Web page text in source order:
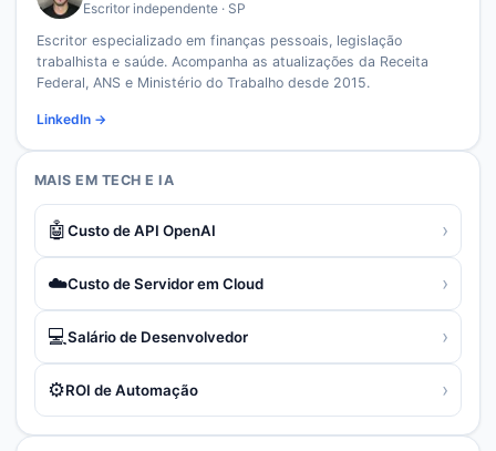
Escritor independente · SP
Escritor especializado em finanças pessoais, legislação
trabalhista e saúde. Acompanha as atualizações da Receita
Federal, ANS e Ministério do Trabalho desde 2015.
LinkedIn →
MAIS EM TECH E IA
🤖Custo de API OpenAI ›
☁️Custo de Servidor em Cloud ›
💻 Salário de Desenvolvedor ›
⚙️ROI de Automação ›